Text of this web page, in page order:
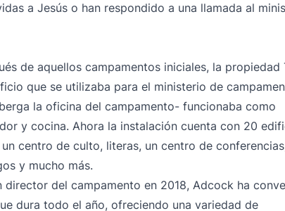
a Jesús o han respondido a una llamada al
de aquellos campamentos iniciales, la propiedad
que se utilizaba para el ministerio de
la oficina del campamento- funcionaba como
y cocina. Ahora la instalación cuenta con 20
centro de culto, literas, un centro de
y mucho más.
director del campamento en 2018, Adcock ha
dura todo el año, ofreciendo una variedad de